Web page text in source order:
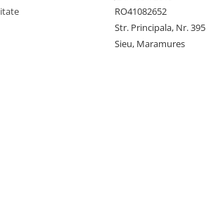
RO41082652
Str. Principala, Nr. 395
Sieu, Maramures